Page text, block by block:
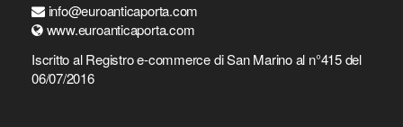
info@euroanticaporta.com
www.euroanticaporta.com
Iscritto al Registro e-commerce di San Marino al n°415 del
06/07/2016